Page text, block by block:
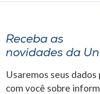
o idioma
A+
A-
Receba as
novidades da
Usaremos seus
com você sobre